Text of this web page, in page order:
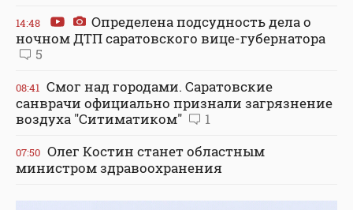
14:48
Определена подсудность дела о
ночном ДТП саратовского вице-губернатора
5
08:41 Смог над городами. Саратовские
санврачи официально признали загрязнение
воздуха "Ситиматиком"
1
07:50 Олег Костин станет областным
министром здравоохранения